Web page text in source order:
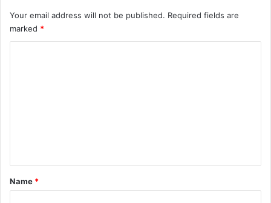
Your email address will not be published. Required fields are
marked *
*
Name *